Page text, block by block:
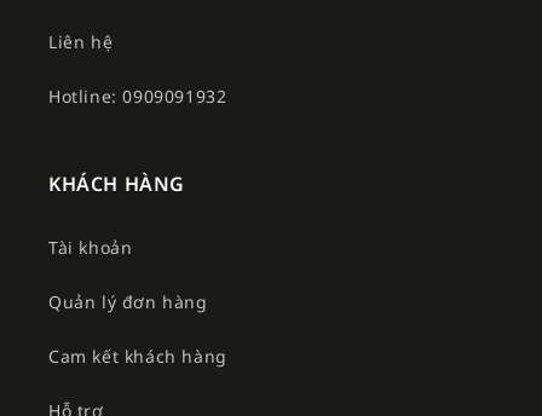
Liên hệ
Hotline: 0909091932
KHÁCH HÀNG
Tài khoản
Quản lý đơn hàng
Cam kết khách hàng
Hỗ trợ